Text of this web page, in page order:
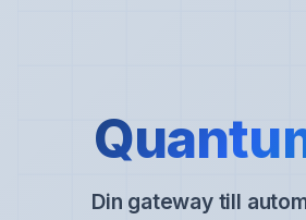
Din gateway till